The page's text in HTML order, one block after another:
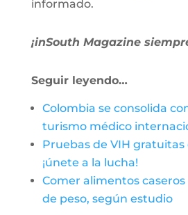
informado.
¡inSouth Magazine
Seguir leyendo…
Colombia se consolida
turismo médico
Pruebas de VIH gratuitas
¡únete a la lucha!
Comer alimentos
de peso, según estudio